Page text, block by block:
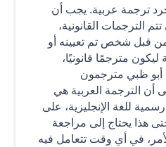
ترجمة عربية. يجب أن
الترجمات القانونية،
قبل شخص تم تعيينه أو
مترجمًا قانونيًا،
أبو ظبي مترجمون
الترجمة العربية هي
للغة الإنجليزية، على
هذا يحتاج إلى مراجعة
في أي وقت تتعامل فيه